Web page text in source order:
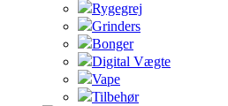
Rygegrej
Grinders
Bonger
Digital Vægte
Vape
Tilbehør